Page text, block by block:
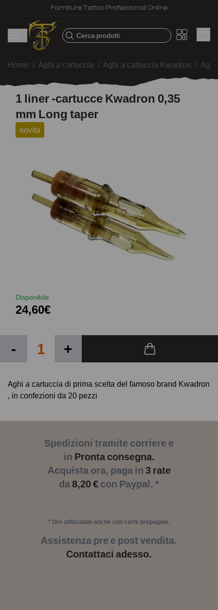
Forniture Tattoo Professionali Online
Cerca prodotti
Home / Aghi a cartuccia / Aghi a cartuccia Kwadron /
1 liner -cartucce Kwadron 0,35
mm Long taper
novita
Disponibile
24,60€
- +
Aghi a cartuccia di prima scelta del famoso brand Kwadron
, in confezioni da 20 pezzi
Spedizioni tramite corriere e
in Pronta consegna.
Acquista ora, paga in 3 rate
da8,20 € con Paypal. *
* Ora utilizzabile anche con carte prepagate.
Assistenza pre e post vendita.
Contattaci adesso.